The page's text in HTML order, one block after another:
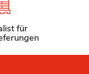
für